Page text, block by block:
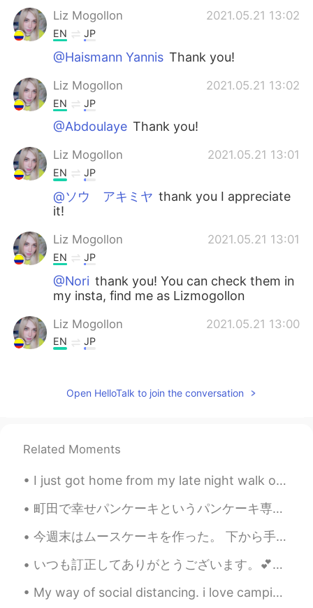
Liz Mogollon 2021.05.21 13:02
EN JP
@Haismann Yannis Thank you!
Liz Mogollon 2021.05.21 13:02
EN JP
@Abdoulaye Thank you!
Liz Mogollon 2021.05.21 13:01
EN JP
@ソウ アキミヤ thank you I appreciate
it!
Liz Mogollon 2021.05.21 13:01
EN JP
@Nori thank you! You can check them in
my insta, find me as Lizmogollon
Liz Mogollon 2021.05.21 13:00
EN JP
@志穏 sion Zion üüüü44
Liz Mogollon 2021.05.21 12:56
EN JP
@ソンまさよしの髪の毛Yes, I like
EN JP
Open HelloTalk to join the conversation
Related Moments
I just got home from my late night walk on the Cheong gye Cheon Stream. It’s one of my favorite t...
町田で幸せパンケーキというパンケーキ専門店に行って来ました 💕 このパンケーキを食べたら、間違いなく幸せになりますよ！🤤 是非食べてみてください！ Hands down the best pa...
今週末はムースケーキを作った。 下から手作りビスケット、チョコムース、苺ガナッシュ、苺ムース、ココアグラサージュ。全体的に濃厚で美味しかった。苺味は少し足りないかも。層的に苺ムース層だけは改善す...
いつも訂正してありがとうございます。💕とても感謝しています。今日仕事の休憩中に久しぶりに日本語を勉強しました。書いた日本語はあっていますか？間違いが有れば、訂正をお願いします。💕今週金曜日に大阪...
My way of social distancing. i love camping. It's nice, but the shower is small😅 Does anyone want...